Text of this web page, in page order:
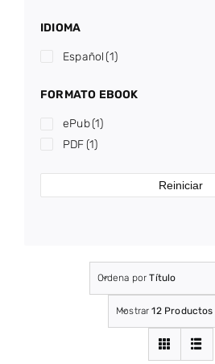
IDIOMA
Español (1)
FORMATO EBOOK
ePub(1)
PDF(1)
Reiniciar
Ordena porTítulo
Mostrar12 Productos